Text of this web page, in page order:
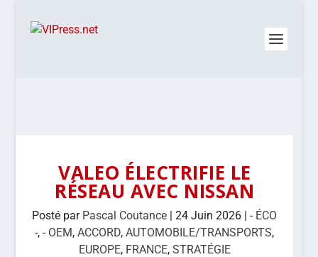
VALEO ÉLECTRIFIE LE
RÉSEAU AVEC NISSAN
Posté par Pascal Coutance |24 Juin 2026 |- ÉCO
-,- OEM,ACCORD,AUTOMOBILE/TRANSPORTS,
EUROPE, FRANCE, STRATÉGIE